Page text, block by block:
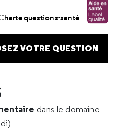
questions-santé
VOTRE QUESTION
dans le domaine